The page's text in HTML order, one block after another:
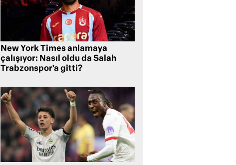
New York Times anlamaya
çalışıyor: Nasıl oldu da Salah
Trabzonspor’a gitti?